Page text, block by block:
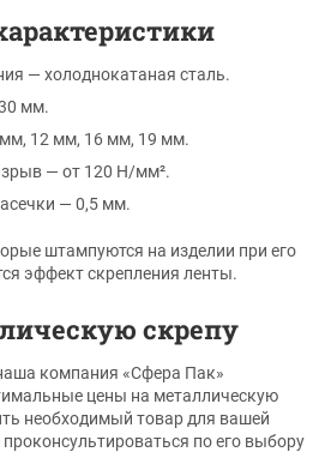
— холоднокатаная сталь.
мм.
12 мм, 16 мм, 19 мм.
— от 120 Н/мм².
— 0,5 мм.
штампуются на изделии при его
эффект скрепления ленты.
скрепу
компания «Сфера Пак»
цены на металлическую
необходимый товар для вашей
по его выбору